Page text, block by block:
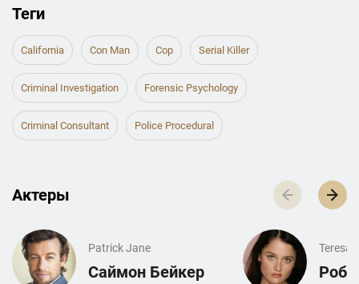
Теги
California Con Man Cop Serial Killer
Criminal Investigation Forensic Psychology
Criminal Consultant Police Procedural
Актеры
Patrick Jane
Саймон Бейкер
Teresa